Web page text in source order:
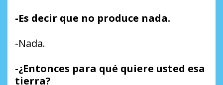
-Es decir que no produce nada.
-Nada.
-¿Entonces para qué quiere usted esa
tierra?